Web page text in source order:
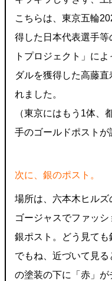
こちらは、東京五輪
得した日本代表選手
トプロジェクト」に
ダルを獲得した高藤
れました。
（東京にはもう1体、
手のゴールドポストが
次に、銀のポスト。
場所は、六本木ヒルズ
ゴージャスでファッ
銀ポスト。どう見ても
でもね、近づいて見る
の塗装の下に「赤」